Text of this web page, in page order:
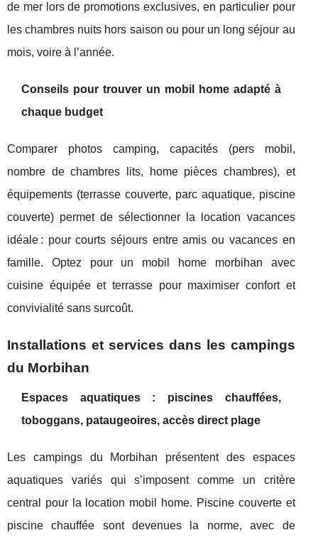
de mer lors de promotions exclusives, en particulier pour
les chambres nuits hors saison ou pour un long séjour au
mois, voire à l’année.
Conseils pour trouver un mobil home adapté à
chaque budget
Comparer photos camping, capacités (pers mobil,
nombre de chambres lits, home pièces chambres), et
équipements (terrasse couverte, parc aquatique, piscine
couverte) permet de sélectionner la location vacances
idéale : pour courts séjours entre amis ou vacances en
famille. Optez pour un mobil home morbihan avec
cuisine équipée et terrasse pour maximiser confort et
convivialité sans surcoût.
Installations et services dans les campings
du Morbihan
Espaces aquatiques : piscines chauffées,
toboggans, pataugeoires, accès direct plage
Les campings du Morbihan présentent des espaces
aquatiques variés qui s’imposent comme un critère
central pour la location mobil home. Piscine couverte et
piscine chauffée sont devenues la norme, avec de